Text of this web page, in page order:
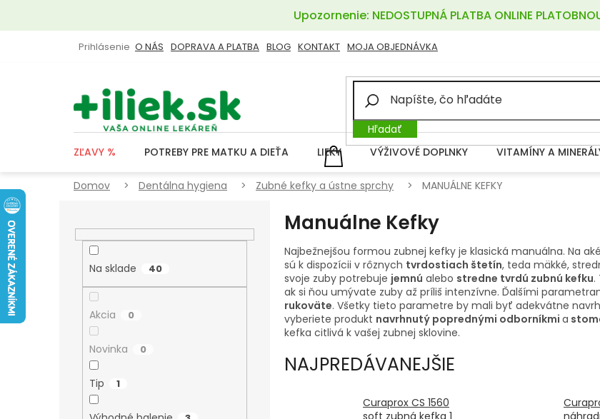
obsah
Upozornenie: NEDOSTUPNÁ PLATBA ONLINE
O NÁS DOPRAVA A PLATBA BLOG KONTAKT MOJA OBJEDNÁVKA
Prihlásenie
Hľadať
NÁKUPNÝ
KOŠÍK
ZĽAVY % POTREBY PRE MATKU A DIEŤA LIEKY VÝŽIVOVÉ DOPLNKY VITAMÍNY A
Domov Dentálna hygiena Zubné kefky a ústne sprchy MANUÁLNE KEFKY
Na sklade 40
Akcia 0
Novinka 0
Tip 1
Manuálne Kefky
Najbežnejšou formou zubnej kefky je klasická manuálna. Na
sú k dispozícii v rôznych tvrdostiach štetín, teda mäkké,
svoje zuby potrebuje jemnú alebo stredne tvrdú zubnú kefku.
ak si ňou umývate zuby až príliš intenzívne. Ďalšími
rukoväte. Všetky tieto parametre by mali byť adekvátne
vyberiete produkt navrhnutý poprednými odborníkmi a
kefka citlivá k vašej zubnej sklovine.
NAJPREDÁVANEJŠIE
Curaprox CS 1560
soft zubná kefka 1